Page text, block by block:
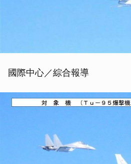
國際中心／綜合報導